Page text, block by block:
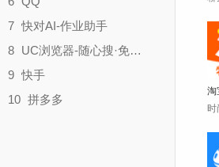
淘
时
聊天社交
7 快对AI-作业助手
实用工具
8 UC浏览器-随心搜·免费看
9 快手
10 拼多多